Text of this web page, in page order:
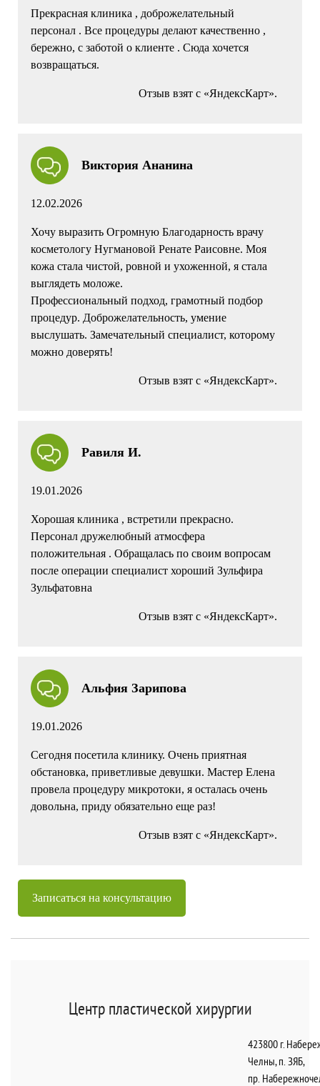
Прекрасная клиника , доброжелательный
персонал . Все процедуры делают качественно ,
бережно, с заботой о клиенте . Сюда хочется
возвращаться.
Отзыв взят с «ЯндексКарт».
Виктория Ананина
12.02.2026
Хочу выразить Огромную Благодарность врачу
косметологу Нугмановой Ренате Раисовне. Моя
кожа стала чистой, ровной и ухоженной, я стала
выглядеть моложе.
Профессиональный подход, грамотный подбор
процедур. Доброжелательность, умение
выслушать. Замечательный специалист, которому
можно доверять!
Отзыв взят с «ЯндексКарт».
Равиля И.
19.01.2026
Хорошая клиника , встретили прекрасно.
Персонал дружелюбный атмосфера
положительная . Обращалась по своим вопросам
после операции специалист хороший Зульфира
Зульфатовна
Отзыв взят с «ЯндексКарт».
Альфия Зарипова
19.01.2026
Сегодня посетила клинику. Очень приятная
обстановка, приветливые девушки. Мастер Елена
провела процедуру микротоки, я осталась очень
довольна, приду обязательно еще раз!
Отзыв взят с «ЯндексКарт».
Записаться на консультацию
Центр пластической хирургии
423800 г.
Челны,п. ЗЯБ,
пр.